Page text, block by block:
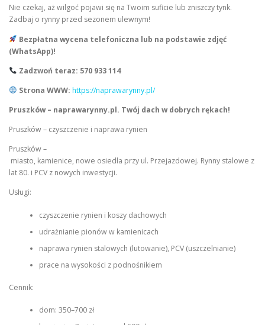
Nie czekaj, aż wilgoć pojawi się na Twoim suficie lub zniszczy tynk.
Zadbaj o rynny przed sezonem ulewnym!
Bezpłatna wycena telefoniczna lub na podstawie zdjęć
(WhatsApp)!
Zadzwoń teraz: 570 933 114
Strona WWW: https://naprawarynny.pl/
Pruszków – naprawarynny.pl. Twój dach w dobrych rękach!
Pruszków – czyszczenie i naprawa rynien
Pruszków –
miasto, kamienice, nowe osiedla przy ul. Przejazdowej. Rynny stalowe z
lat 80. i PCV z nowych inwestycji.
Usługi:
czyszczenie rynien i koszy dachowych
udrażnianie pionów w kamienicach
naprawa rynien stalowych (lutowanie), PCV (uszczelnianie)
prace na wysokości z podnośnikiem
Cennik:
dom: 350–700 zł